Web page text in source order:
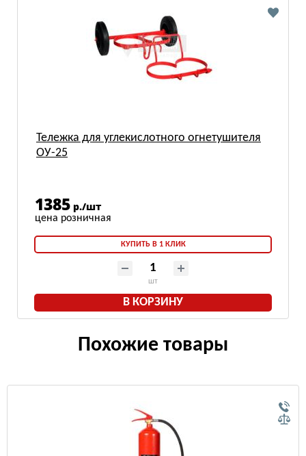
Тележка для углекислотного огнетушителя
ОУ-25
1385 р./шт
КУПИТЬ В 1 КЛИК
шт
В КОРЗИНУ
Похожие товары